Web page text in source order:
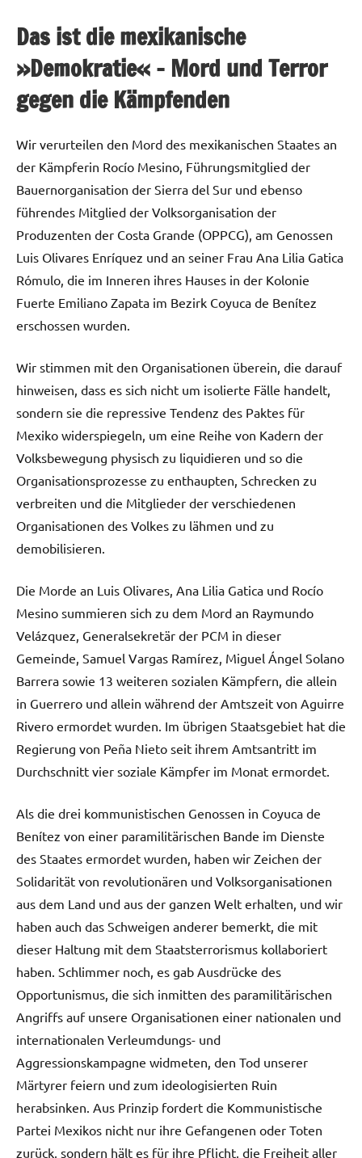
Das ist die mexikanische
»Demokratie« – Mord und Terror
gegen die Kämpfenden
Wir verurteilen den Mord des mexikanischen Staates an
der Kämpferin Rocío Mesino, Führungsmitglied der
Bauernorganisation der Sierra del Sur und ebenso
führendes Mitglied der Volksorganisation der
Produzenten der Costa Grande (OPPCG), am Genossen
Luis Olivares Enríquez und an seiner Frau Ana Lilia Gatica
Rómulo, die im Inneren ihres Hauses in der Kolonie
Fuerte Emiliano Zapata im Bezirk Coyuca de Benítez
erschossen wurden.
Wir stimmen mit den Organisationen überein, die darauf
hinweisen, dass es sich nicht um isolierte Fälle handelt,
sondern sie die repressive Tendenz des Paktes für
Mexiko widerspiegeln, um eine Reihe von Kadern der
Volksbewegung physisch zu liquidieren und so die
Organisationsprozesse zu enthaupten, Schrecken zu
verbreiten und die Mitglieder der verschiedenen
Organisationen des Volkes zu lähmen und zu
demobilisieren.
Die Morde an Luis Olivares, Ana Lilia Gatica und Rocío
Mesino summieren sich zu dem Mord an Raymundo
Velázquez, Generalsekretär der PCM in dieser
Gemeinde, Samuel Vargas Ramírez, Miguel Ángel Solano
Barrera sowie 13 weiteren sozialen Kämpfern, die allein
in Guerrero und allein während der Amtszeit von Aguirre
Rivero ermordet wurden. Im übrigen Staatsgebiet hat die
Regierung von Peña Nieto seit ihrem Amtsantritt im
Durchschnitt vier soziale Kämpfer im Monat ermordet.
Als die drei kommunistischen Genossen in Coyuca de
Benítez von einer paramilitärischen Bande im Dienste
des Staates ermordet wurden, haben wir Zeichen der
Solidarität von revolutionären und Volksorganisationen
aus dem Land und aus der ganzen Welt erhalten, und wir
haben auch das Schweigen anderer bemerkt, die mit
dieser Haltung mit dem Staatsterrorismus kollaboriert
haben. Schlimmer noch, es gab Ausdrücke des
Opportunismus, die sich inmitten des paramilitärischen
Angriffs auf unsere Organisationen einer nationalen und
internationalen Verleumdungs- und
Aggressionskampagne widmeten, den Tod unserer
Märtyrer feiern und zum ideologisierten Ruin
herabsinken. Aus Prinzip fordert die Kommunistische
Partei Mexikos nicht nur ihre Gefangenen oder Toten
zurück, sondern hält es für ihre Pflicht, die Freiheit aller